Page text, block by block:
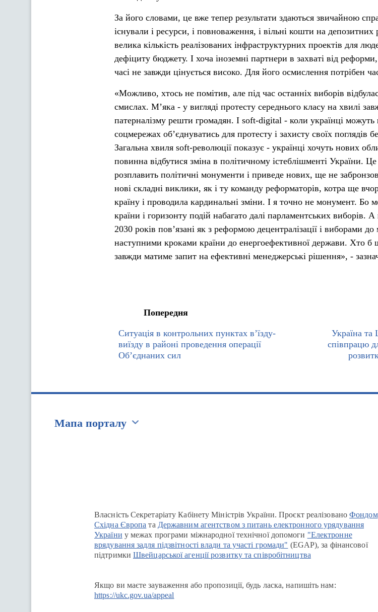
За його словами, це вже тепер результати здаються звичайною
існували і ресурси, і повноваження, і вільні кошти на депозитних
велика кількість реалізованих інфраструктурних проектів для
дефіциту бюджету. І хоча іноземні партнери в захваті від
часі не завжди цінується високо. Для його осмислення потрібен
«Можливо, хтось не помітив, але під час останніх виборів
смислах. М’яка - у вигляді протесту середнього класу на хвилі
патерналізму решти громадян. І soft-digital - коли українці можуть
соцмережах об’єднуватись для протесту і захисту своїх поглядів
Загальна хвиля soft-революції показує - українці хочуть нових
повинна відбутися зміна в політичному істеблішменті України.
розплавить політичні монументи і приведе нових, ще не
нові складні виклики, як і ту команду реформаторів, котра ще
країну і проводила кардинальні зміни. І я точно не монумент. Бо
країни і горизонту подій набагато далі парламентських виборів.
2030 років пов’язані як з реформою децентралізації і виборами до
наступними кроками країни до енергоефективної держави. Хто б
завжди матиме запит на ефективні менеджерські рішення», -
Попередня
Ситуація в контрольних пунктах в’їзду-
виїзду в районі проведення операції
Об’єднаних сил
Україна та
співпрацю
Мапа порталу
Власність Секретаріату Кабінету Міністрів України. Проєкт реалізованоФондом
Східна Європа та Державним агентством з питань електронного урядування
України у межах програми міжнародної технічної допомоги "Електронне
врядування задля підзвітності влади та участі громади" (EGAP), за фінансової
підтримки Швейцарської агенції розвитку та співробітництва
Якщо ви маєте зауваження або пропозиції, будь ласка, напишіть нам:
https://ukc.gov.ua/appeal